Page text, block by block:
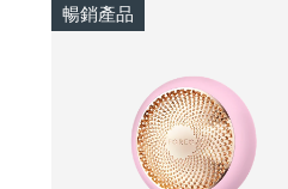
暢銷產品